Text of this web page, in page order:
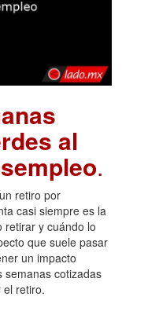
al
.
retiro por
casi siempre es la
retirar y cuándo lo
que suele pasar
un impacto
semanas cotizadas
el retiro.